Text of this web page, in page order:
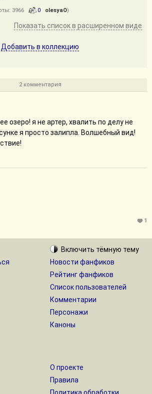
3966 0 olesyaO)
Показать список в расширенном виде
Добавить в коллекцию
2 комментария
озеро! я не артер, хвалить по делу не
я просто залипла. Волшебный вид!
1
Включить тёмную тему
Новости фанфиков
Рейтинг фанфиков
Список пользователей
Комментарии
Персонажи
Каноны
О проекте
Правила